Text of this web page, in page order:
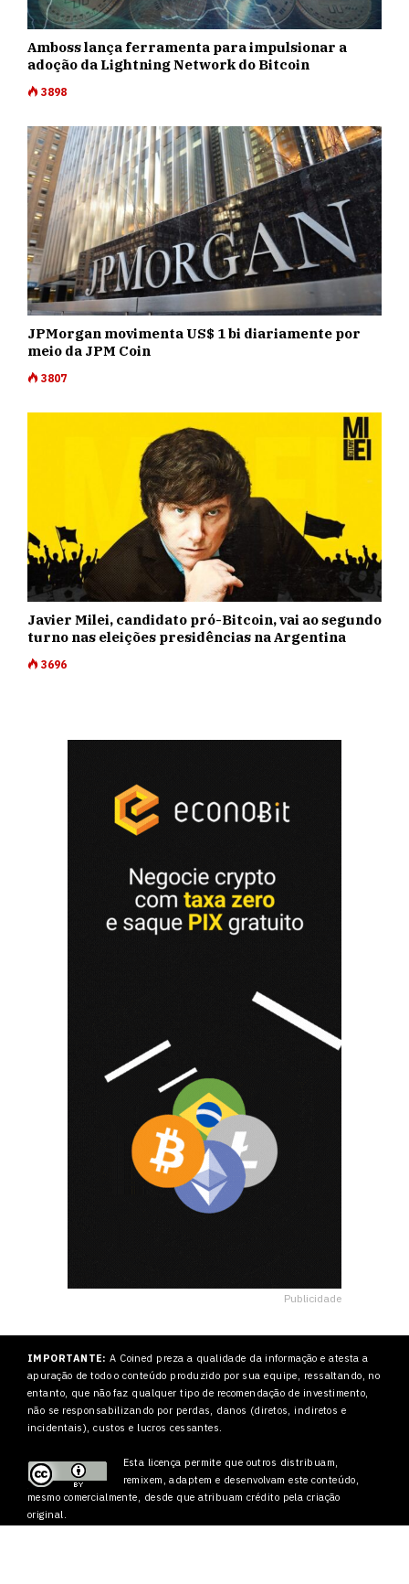
Amboss lança ferramenta para impulsionar a
adoção da Lightning Network do Bitcoin
3898
JPMorgan movimenta US$ 1 bi diariamente por
meio da JPM Coin
3807
Javier Milei, candidato pró-Bitcoin, vai ao segundo
turno nas eleições presidências na Argentina
3696
Publicidade
IMPORTANTE: A Coined preza a qualidade da informação e atesta a
apuração de todo o conteúdo produzido por sua equipe, ressaltando, no
entanto, que não faz qualquer tipo de recomendação de investimento,
não se responsabilizando por perdas, danos (diretos, indiretos e
incidentais), custos e lucros cessantes.
Esta licença permite que outros distribuam,
remixem, adaptem e desenvolvam este conteúdo,
mesmo comercialmente, desde que atribuam crédito pela criação
original.